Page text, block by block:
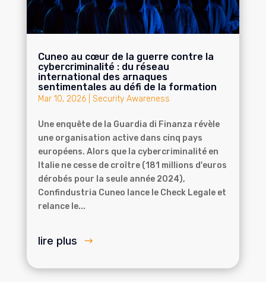
Cuneo au cœur de la guerre contre la
cybercriminalité : du réseau
international des arnaques
sentimentales au défi de la formation
Mar 10, 2026| Security Awareness
Une enquête de la Guardia di Finanza révèle
une organisation active dans cinq pays
européens. Alors que la cybercriminalité en
Italie ne cesse de croître (181 millions d'euros
dérobés pour la seule année 2024),
Confindustria Cuneo lance le Check Legale et
relance le...
lire plus